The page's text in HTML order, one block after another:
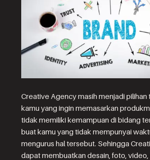
Creative Agency masih menjadi pilihan
kamu yang ingin memasarkan
tidak memiliki kemampuan di bidang
buat kamu yang tidak mempunyai
mengurus hal tersebut. Sehingga
dapat membuatkan desain, foto, video,